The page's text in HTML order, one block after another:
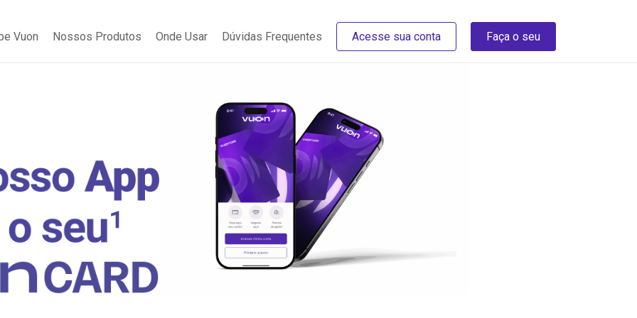
Vuon Nossos Produtos Onde Usar Dúvidas Frequentes Acesse sua conta Faça o seu